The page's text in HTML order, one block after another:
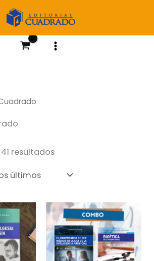
resultadosOrdenado
últimos